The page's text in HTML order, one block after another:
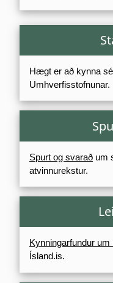
Hægt er að kynna
Umhverfisstofnunar.
Spurt og svarað um
atvinnurekstur.
Kynningarfundur um
Ísland.is.